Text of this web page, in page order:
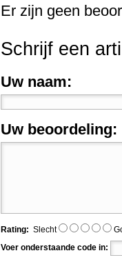
Er zijn geen
Schrijf een
Uw naam:
Uw beoordeling:
Rating: Slecht
Voer onderstaande code in: